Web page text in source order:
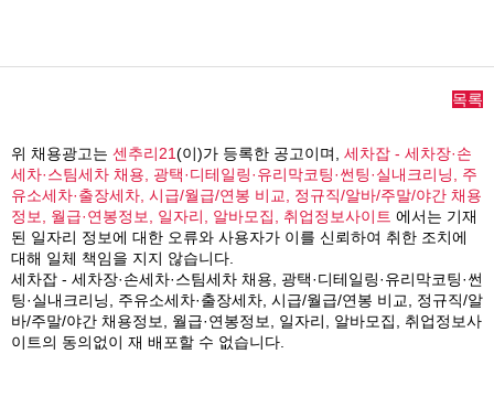
목록
위 채용광고는 센추리21(이)가 등록한 공고이며, 세차잡 - 세차장·손
세차·스팀세차 채용, 광택·디테일링·유리막코팅·썬팅·실내크리닝, 주
유소세차·출장세차, 시급/월급/연봉 비교, 정규직/알바/주말/야간 채용
정보, 월급·연봉정보, 일자리, 알바모집, 취업정보사이트 에서는 기재
된 일자리 정보에 대한 오류와 사용자가 이를 신뢰하여 취한 조치에
대해 일체 책임을 지지 않습니다.
세차잡 - 세차장·손세차·스팀세차 채용, 광택·디테일링·유리막코팅·썬
팅·실내크리닝, 주유소세차·출장세차, 시급/월급/연봉 비교, 정규직/알
바/주말/야간 채용정보, 월급·연봉정보, 일자리, 알바모집, 취업정보사
이트의 동의없이 재 배포할 수 없습니다.